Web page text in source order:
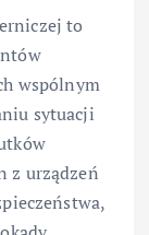
to
wspólnym
sytuacji
z urządzeń